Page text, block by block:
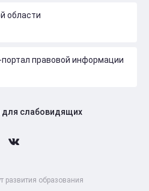
области
правовой информации
для слабовидящих
развития образования